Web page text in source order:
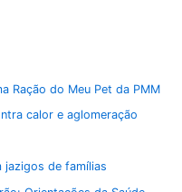
Ração do Meu Pet da PMM
calor e aglomeração
jazigos de famílias